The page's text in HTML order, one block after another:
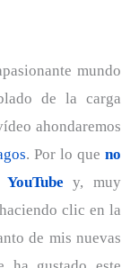
mundo
de la carga
ahondaremos
. Por lo que no
y, muy
clic en la
de mis nuevas